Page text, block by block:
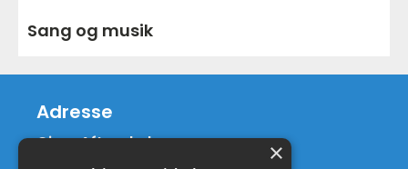
Sang og musik
Adresse
Gjern Aftenskole
Ebbesensvej 18
×